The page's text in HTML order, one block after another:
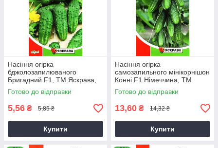
Насіння огірка
бджолозапилюваного
Бригадний F1, ТМ Яскрава,
0,5г
Готово до відправки
5,56 ₴ 5,85 ₴
Купити
Насіння огірка
самозапильного мінікорнішон
Конні F1 Німеччина, ТМ
Яскрава, 0,3г
Готово до відправки
13,60 ₴ 14,32 ₴
Купити